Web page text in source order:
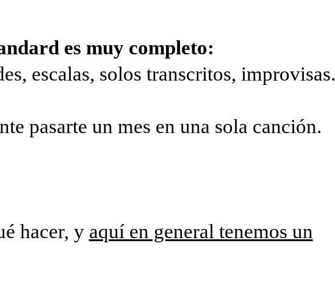
es muy completo:
escalas, solos transcritos, improvisas.
pasarte un mes en una sola canción.
hacer, y aquí en general tenemos un